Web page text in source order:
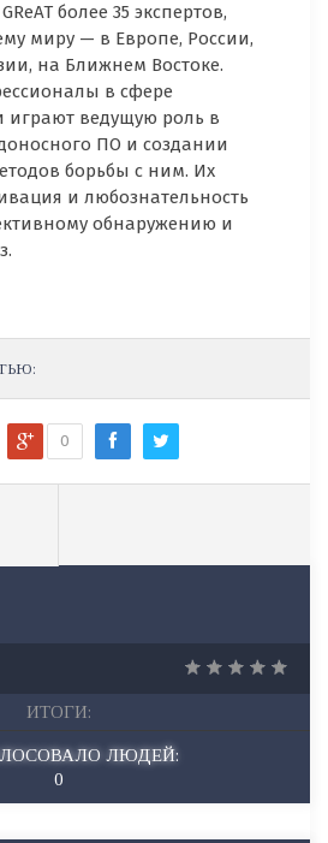
более 35 экспертов,
миру — в Европе, России,
на Ближнем Востоке.
в сфере
играют ведущую роль в
ПО и создании
борьбы с ним. Их
и любознательность
обнаружению и
0
ИТОГИ:
ЛЮДЕЙ:
0